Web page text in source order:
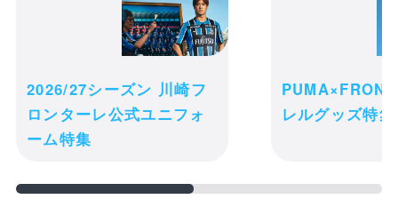
購入履歴
に確保されておりません。商品の在庫状
況によっては、カートに入れた後でも品
切れになる可能性がございます。
ご注文完了後の変更・キャンセル・返
品・交換は一切お受け出来ません。予め
ご了承ください。
2026/27シーズン 川崎フ
ロンターレ公式ユニフォ
ーム特集
レルグッズ特